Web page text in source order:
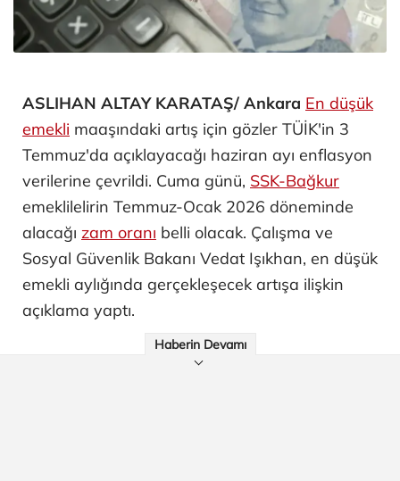
ASLIHAN ALTAY KARATAŞ/ Ankara En düşük
emekli maaşındaki artış için gözler TÜİK'in 3
Temmuz'da açıklayacağı haziran ayı enflasyon
verilerine çevrildi. Cuma günü, SSK-Bağkur
emeklilelirin Temmuz-Ocak 2026 döneminde
alacağı zam oranı belli olacak. Çalışma ve
Sosyal Güvenlik Bakanı Vedat Işıkhan, en düşük
emekli aylığında gerçekleşecek artışa ilişkin
açıklama yaptı.
Haberin Devamı